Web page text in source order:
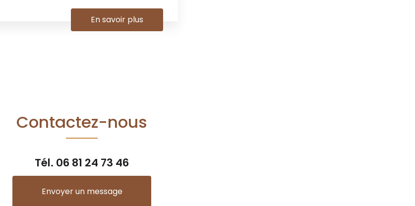
En savoir plus
Contactez-nous
Tél. 06 81 24 73 46
Envoyer un message